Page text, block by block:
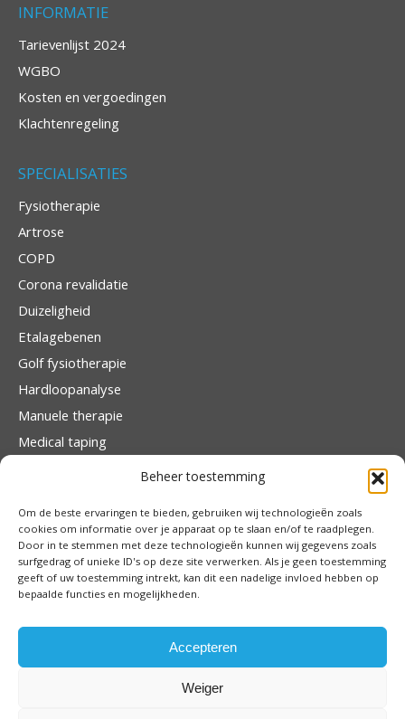
Beheer toestemming
Om de beste ervaringen te bieden, gebruiken wij technologieën zoals
cookies om informatie over je apparaat op te slaan en/of te raadplegen.
Door in te stemmen met deze technologieën kunnen wij gegevens zoals
surfgedrag of unieke ID's op deze site verwerken. Als je geen toestemming
geeft of uw toestemming intrekt, kan dit een nadelige invloed hebben op
bepaalde functies en mogelijkheden.
Accepteren
Weiger
INFORMATIE
Tarievenlijst 2024
WGBO
Kosten en vergoedingen
Klachtenregeling
SPECIALISATIES
Fysiotherapie
Artrose
COPD
Corona revalidatie
Duizeligheid
Etalagebenen
Golf fysiotherapie
Hardloopanalyse
Manuele therapie
Medical taping
Orthopedische revalidatie
Traumatologie
0186 - 57 31 50
Van Koetsveldlaan 243273 AL Westmaas